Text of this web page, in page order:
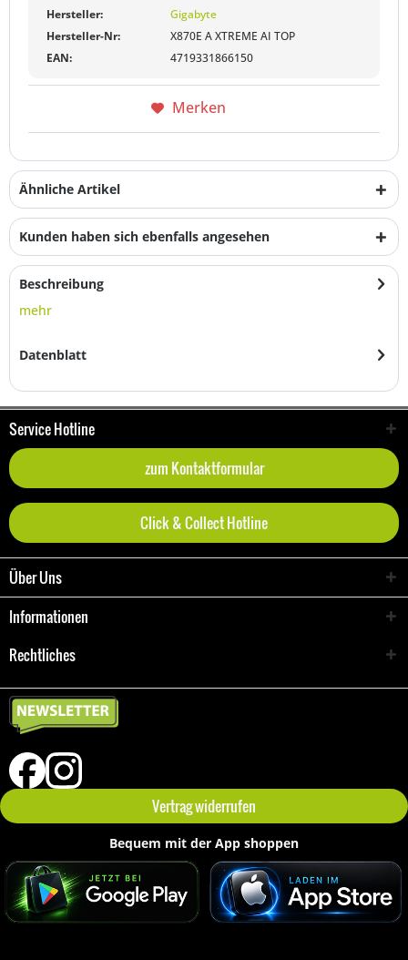
Hersteller:
Gigabyte
Hersteller-Nr:
X870E A XTREME AI TOP
EAN:
4719331866150
Merken
Ähnliche Artikel
Kunden haben sich ebenfalls angesehen
Beschreibung
mehr
Datenblatt
Service Hotline
zum Kontaktformular
Click & Collect Hotline
Über Uns
Informationen
Rechtliches
Vertrag widerrufen
Bequem mit der App shoppen